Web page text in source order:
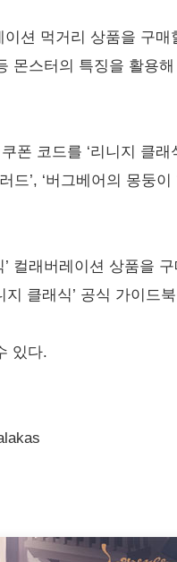
션 먹거리 상품을 구
몬스터의 특징을 활용
폰 코드를 ‘리니지 클래
’, ‘버그베어의 몽둥이
컬래버레이션 상품을
클래식’ 공식 가이드
있다.